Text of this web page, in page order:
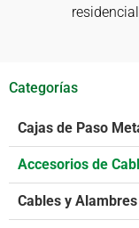
Categorías
Cajas de Paso
Accesorios de
Cables y Alambres